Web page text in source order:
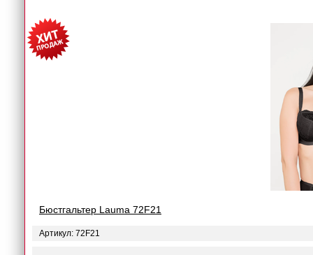
Бюстгальтер Lauma 72F21
Артикул: 72F21